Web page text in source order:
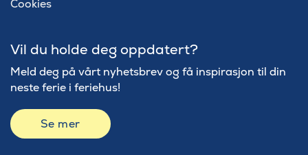
Cookies
Vil du holde deg oppdatert?
Meld deg på vårt nyhetsbrev og få inspirasjon til din
neste ferie i feriehus!
Se mer